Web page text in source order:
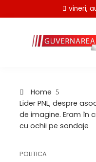
to
vineri,
Home
Lider PNL, despre
de imagine. Eram în
cu ochii pe sondaje
POLITICA